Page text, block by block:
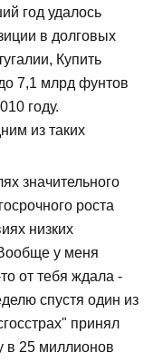
год удалось
в долговых
Купить
7,1 млрд фунтов
году.
из таких
значительного
роста
низких
у меня
от тебя ждала -
спустя один из
принял
в 25 миллионов